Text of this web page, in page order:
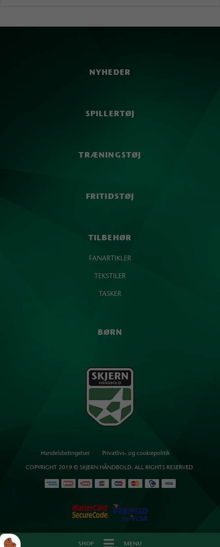
SHOP MENU
NYHEDER
SPILLERTØJ
TRÆNINGSTØJ
FRITIDSTØJ
TILBEHØR
FANARTIKLER
TEKSTILER
TASKER
BØRN
Handelsbetingelser
Privatlivs- og cookiepolitik
COPYRIGHT 2019 © SKJERN HÅNDBOLD. ALL RIGHTS RESERVED.